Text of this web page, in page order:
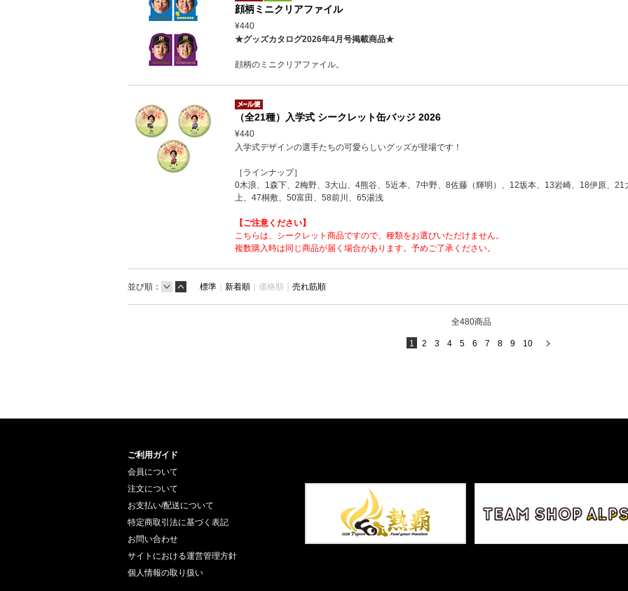
顔柄ミニクリアファイル
¥440
★グッズカタログ2026年4月号掲載商品★
顔柄のミニクリアファイル。
（全21種）入学式 シークレット缶バッジ 2026
¥440
入学式デザインの選手たちの可愛らしいグッズが登場です！
［ラインナップ］
0木浪、1森下、2梅野、3大山、4熊谷、5近本、7中野、8佐藤（輝明）、12坂本、13岩崎、18伊原、
上、47桐敷、50富田、58前川、65湯浅
【ご注意ください】
こちらは、シークレット商品ですので、種類をお選びいただけません。
複数購入時は同じ商品が届く場合があります。予めご了承ください。
並び順： 標準 ｜ 新着順 ｜ 価格順｜ 売れ筋順
全480商品
1 2 3 4 5 6 7 8 9 10
ご利用ガイド
会員について
注文について
お支払い/配送について
特定商取引法に基づく表記
お問い合わせ
サイトにおける運営管理方針
個人情報の取り扱い